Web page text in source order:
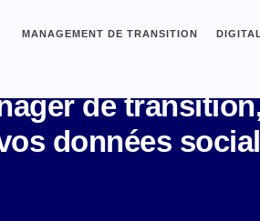
MANAGEMENT DE TRANSITION
de
données